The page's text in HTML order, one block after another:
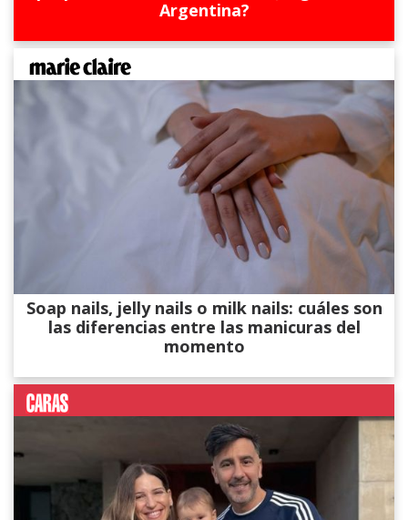
Argentina?
Soap nails, jelly nails o milk nails: cuáles son
las diferencias entre las manicuras del
momento